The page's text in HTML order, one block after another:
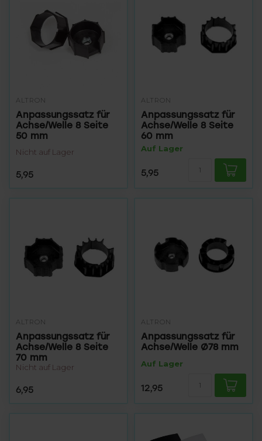
ALTRON
Anpassungssatz für
Achse/Welle 8 Seite
50 mm
Nicht auf Lager
5,95
ALTRON
Anpassungssatz für
Achse/Welle 8 Seite
60 mm
Auf Lager
5,95
ALTRON
Anpassungssatz für
Achse/Welle 8 Seite
70 mm
Nicht auf Lager
6,95
ALTRON
Anpassungssatz für
Achse/Welle Ø78 mm
Auf Lager
12,95